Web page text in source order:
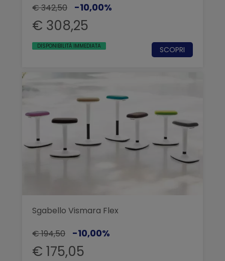
€ 342,50
-10,00%
€ 308,25
DISPONIBILITÀ IMMEDIATA SCOPRI
Sgabello Vismara Flex
€ 194,50
-10,00%
€ 175,05